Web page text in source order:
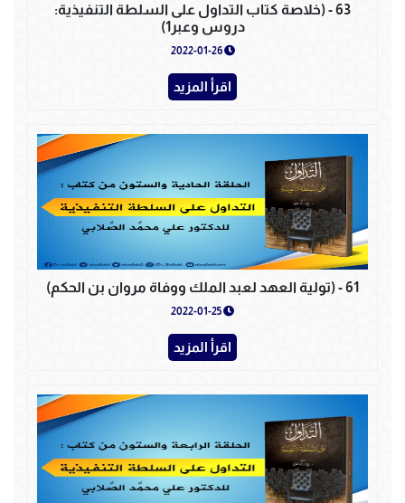
63 - (خلاصة كتاب التداول على السلطة التنفيذية:
دروس وعبر1)
2022-01-26
اقرأ المزيد
61 - (تولية العهد لعبد الملك ووفاة مروان بن الحكم)
اقرأ المزيد